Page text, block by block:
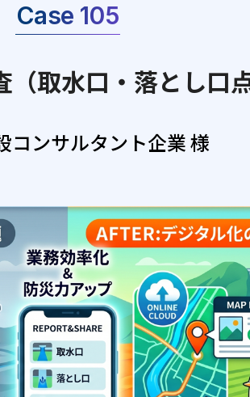
Case 105
（取水口・落とし口
コンサルタント企業 様